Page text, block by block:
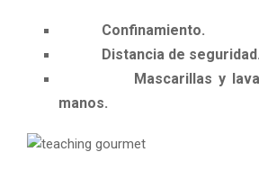
Confinamiento.
Distancia de seguridad.
Mascarillas y
manos.